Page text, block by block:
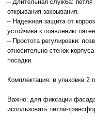
– Длительная служба: петля
открывания-закрывания.
– Надежная защита от
устойчива к появлению
– Простота регулировки:
относительно стенок
посадки.
Комплектация: в упаковке 2
Важно: для фиксации
использовать петли-